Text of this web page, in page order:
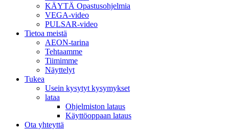
KÄYTÄ Opastusohjelmia
VEGA-video
PULSAR-video
Tietoa meistä
AEON-tarina
Tehtaamme
Tiimimme
Näyttelyt
Tukea
Usein kysytyt kysymykset
lataa
Ohjelmiston lataus
Käyttöoppaan lataus
Ota yhteyttä